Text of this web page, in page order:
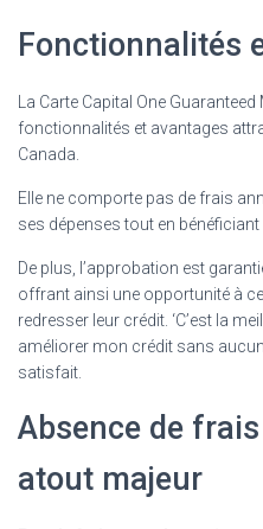
Fonctionnalités
La Carte Capital One
fonctionnalités et avantages
Canada.
Elle ne comporte pas de frais
ses dépenses tout en bénéficiant
De plus, l’approbation est
offrant ainsi une opportunité à
redresser leur crédit. ‘C’est la
améliorer mon crédit sans
satisfait.
Absence de
atout majeur